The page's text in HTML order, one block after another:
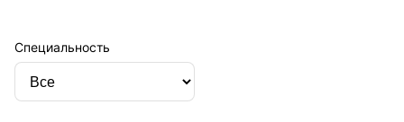
Специальность